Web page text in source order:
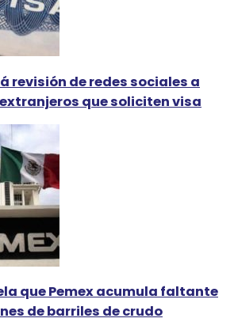
revisión de redes sociales a
que soliciten visa
que Pemex acumula faltante
de barriles de crudo